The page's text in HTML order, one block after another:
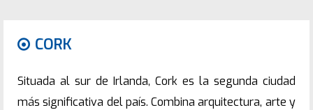
CORK
Situada al sur de Irlanda, Cork es la segunda ciudad
más significativa del país. Combina arquitectura, arte y